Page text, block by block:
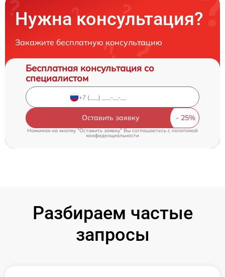
Нужна консультация?
Закажите бесплатную консультацию
Бесплатная консультация со
специалистом
Оставить заявку
Нажимая на кнопку "Оставить заявку" Вы соглашаетесь c политикой
конфиденциальности
Разбираем частые
запросы